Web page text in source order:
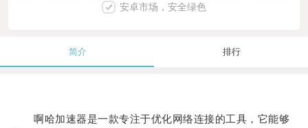
安卓市场，安全绿色
简介 排行
啊哈加速器是一款专注于优化网络连接的工具，它能够